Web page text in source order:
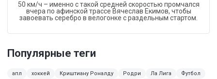
50 км/ч – именно с такой средней скоростью промчался
вчера по афинской трассе Вячеслав Екимов, чтобы
завоевать серебро в велогонке с раздельным стартом.
Популярные теги
апл хоккей Криштиану Роналду Родри Ла Лига
Футбол